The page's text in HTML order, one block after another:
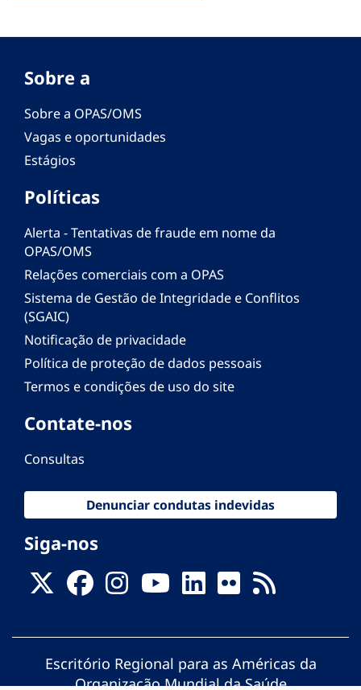
Sobre a
Sobre a OPAS/OMS
Vagas e oportunidades
Estágios
Políticas
Alerta - Tentativas de fraude em nome da
OPAS/OMS
Relações comerciais com a OPAS
Sistema de Gestão de Integridade e Conflitos
(SGAIC)
Notificação de privacidade
Política de proteção de dados pessoais
Termos e condições de uso do site
Contate-nos
Consultas
Denunciar condutas indevidas
Siga-nos
Escritório Regional para as Américas da
Organização Mundial da Saúde